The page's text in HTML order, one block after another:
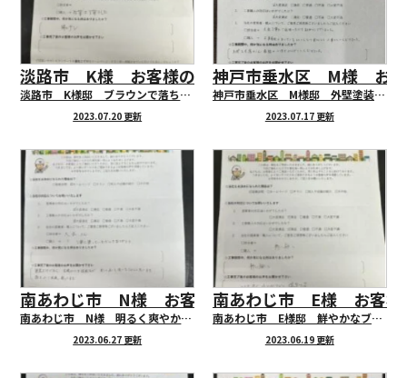
淡路市 K様 お客様の声アンケートにご協力頂き
淡路市 K様邸 ブラウンで落ち着いた印象の外観になりました！
2023.07.20 更新
神戸市垂水区 M様 お客
神戸市垂水区 M様邸 外壁塗装により美観と耐久性が高いお住いに仕上がりました！
2023.07.17 更新
南あわじ市 N様 お客様の声を頂戴いたしました
南あわじ市 N様 明るく爽やかな外観になりました！
2023.06.27 更新
南あわじ市 E様 お客様
南あわじ市 E様邸 鮮やかなブルーの屋根に仕上がりました！
2023.06.19 更新